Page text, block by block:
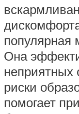
популярная
Она
риски
помогает